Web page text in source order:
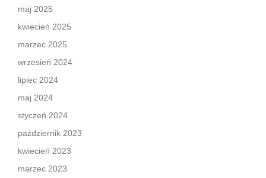
maj 2025
kwiecień 2025
marzec 2025
wrzesień 2024
lipiec 2024
maj 2024
styczeń 2024
październik 2023
kwiecień 2023
marzec 2023